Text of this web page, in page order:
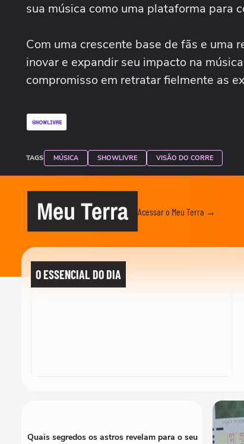
sua música como uma plataforma para
Com uma crescente base de fãs e uma
inovar e expandir seu impacto na
compromisso em retratar fielmente as
TAGS MÚSICA SHOWLIVRE VISÃO DO CORRE
Meu Terra Acessar o Meu Terra →
O ESSENCIAL DO DIA
Quais segredos os astros revelam para o seu